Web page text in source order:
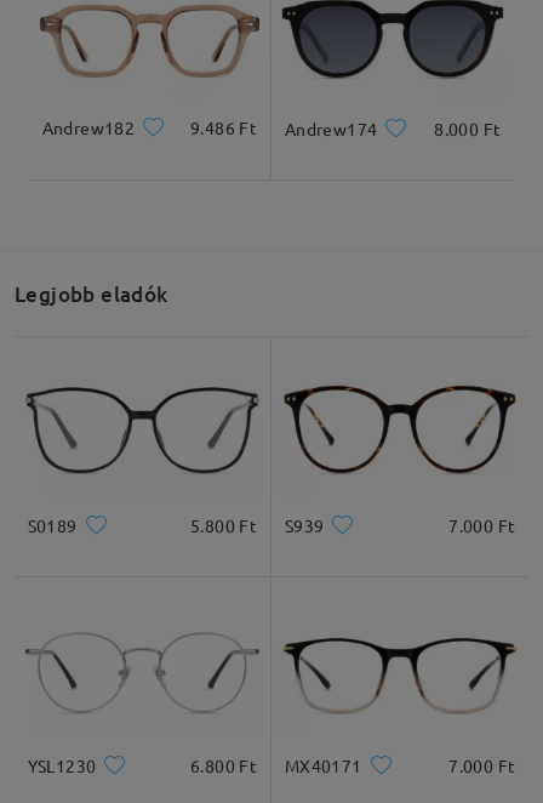
Andrew182 9.486 Ft Andrew174 8.000 Ft
Legjobb eladók
S0189 5.800 Ft S939 7.000 Ft
YSL1230 6.800 Ft MX40171 7.000 Ft